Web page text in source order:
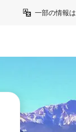
一部の情報